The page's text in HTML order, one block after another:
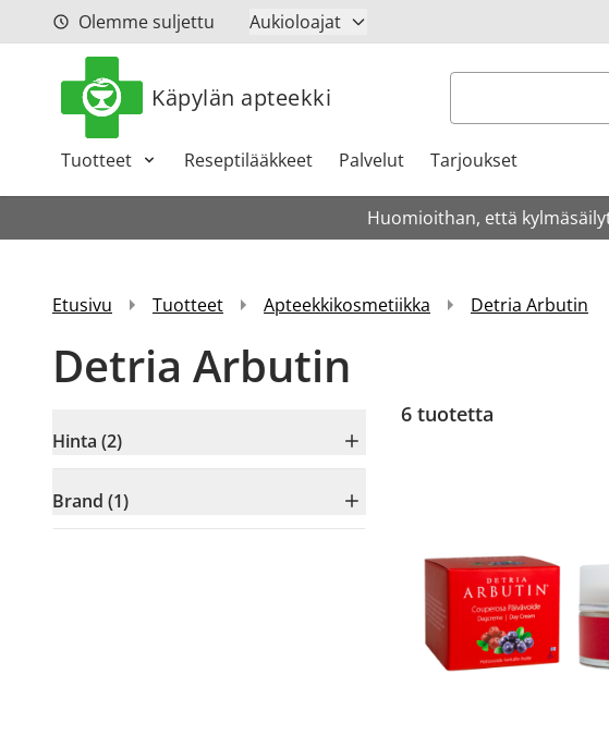
Siirry sisältöönOlemme suljettu Aukioloajat
Käpylän apteekki Haku
Tuotteet Reseptilääkkeet Palvelut Tarjoukset
Huomioithan, että
Etusivu Tuotteet Apteekkikosmetiikka Detria Arbutin
Detria Arbutin
Hinta (2)
Brand (1)
6 tuotetta